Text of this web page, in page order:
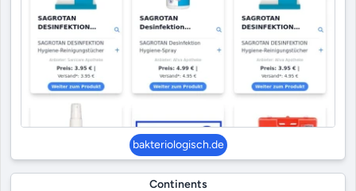
bakteriologisch.de
Continents